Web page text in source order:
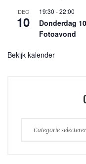
DEC
10
19:30 -22:00
Donderdag
Fotoavond
Bekijk kalender
Categorieën